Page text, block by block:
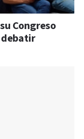
Congreso
debatir